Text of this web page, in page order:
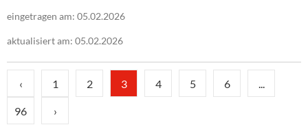
eingetragen am: 05.02.2026
aktualisiert am: 05.02.2026
‹ 1 2 3 4 5 6 ...
96 ›